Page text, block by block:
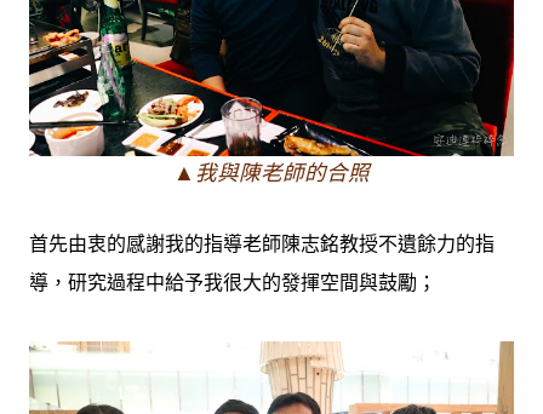
▲我與陳老師的合照
首先由衷的感謝我的指導老師陳志銘教授不遺餘力的指
導，研究過程中給予我很大的發揮空間與鼓勵；